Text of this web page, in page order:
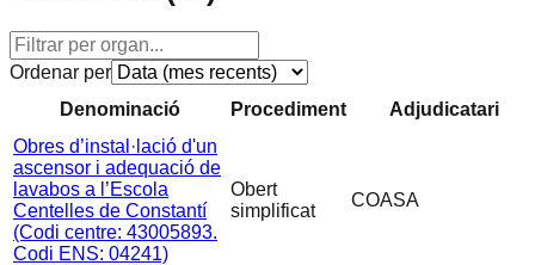
Ordenar per
Denominació
Procediment
Adjudicatari
Obres d’instal·lació d'un
ascensor i adequació de
lavabos a l’Escola
Centelles de Constantí
(Codi centre: 43005893.
Codi ENS: 04241)
Obert
simplificat
COASA